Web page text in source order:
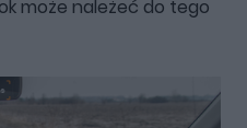
może należeć do tego